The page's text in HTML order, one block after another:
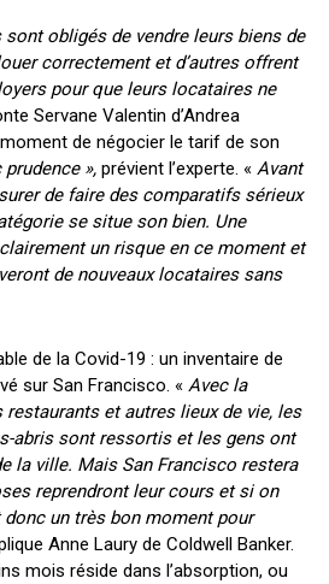
obligés de vendre leurs biens de
correctement et d’autres offrent
pour que leurs locataires ne
Servane Valentin d’Andrea
de négocier le tarif de son
prudence », prévient l’experte. « Avant
de faire des comparatifs sérieux
se situe son bien. Une
un risque en ce moment et
de nouveaux locataires sans
de la Covid-19 : un inventaire de
sur San Francisco. « Avec la
restaurants et autres lieux de vie, les
abris sont ressortis et les gens ont
la ville. Mais San Francisco restera
reprendront leur cours et si on
donc un très bon moment pour
Anne Laury de Coldwell Banker.
mois réside dans l’absorption, ou